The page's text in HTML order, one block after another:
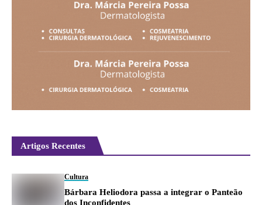
Artigos Recentes
Cultura
Bárbara Heliodora passa a integrar o Panteão
dos Inconfidentes